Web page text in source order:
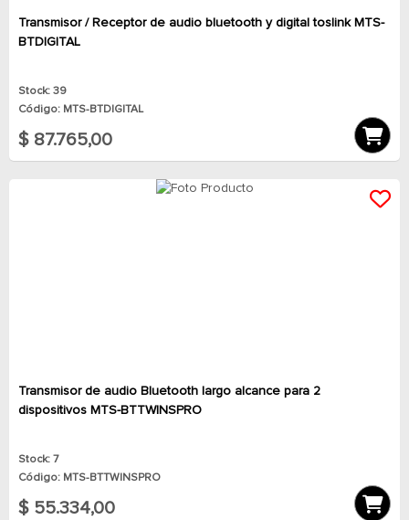
Transmisor / Receptor de audio bluetooth y digital toslink MTS-
BTDIGITAL
Stock: 39
Código: MTS-BTDIGITAL
$ 87.765,00
Transmisor de audio Bluetooth largo alcance para 2
dispositivos MTS-BTTWINSPRO
Stock: 7
Código: MTS-BTTWINSPRO
$ 55.334,00